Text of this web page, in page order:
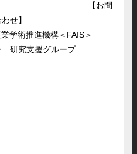
【お問
せ】
学術推進機構＜FAIS＞
研究支援グループ